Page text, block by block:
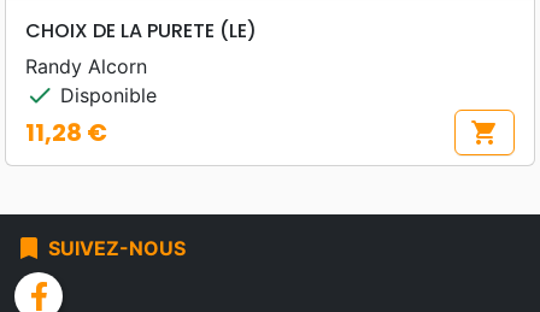
CHOIX DE LA PURETE (LE)
Randy Alcorn
check Disponible
Prix
11,28 € shopping_cart
bookmark SUIVEZ-NOUS
facebook